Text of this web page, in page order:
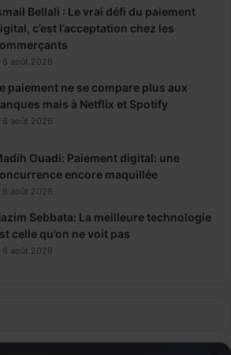
Bellali : Le vrai défi du paiement
c’est l’acceptation chez les
6 août 2026
paiement ne se compare plus aux
mais à Netflix et Spotify
6 août 2026
Ouadi: Paiement digital: une
encore maquillée
6 août 2026
Sebbata: La meilleure technologie
celle qu’on ne voit pas
6 août 2026